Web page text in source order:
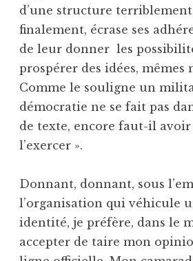
d’une structure
finalement, écrase ses
de leur donner les
prospérer des idées, mêmes
Comme le souligne un
démocratie ne se fait pas
de texte, encore faut-il avoir
l’exercer ».
Donnant, donnant, sous
l’organisation qui véhicule
identité, je préfère, dans le
accepter de taire mon